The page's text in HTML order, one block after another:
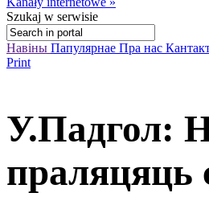
Szukaj w serwisie
Навіны Папулярнае Пра нас
Print
У.Падгол:
праляцяць